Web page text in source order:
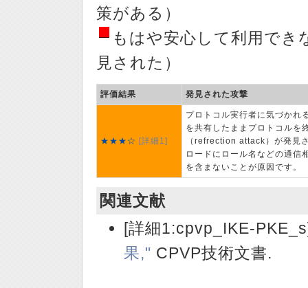
策がある）
もはや安心して利用でき
見された）
評価結果 発見された攻撃
★★★☆ [詳細1]
プロトコル実行者に気づかれ
を共有したままプロトコルを
（refrection attack）が発見
ロードにロール名などの通信
を含まないことが原因です。
関連文献
[詳細1:cpvp_IKE-
果," CPVP技術文書.